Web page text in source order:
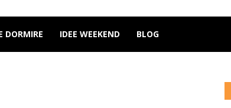
DORMIRE IDEE WEEKEND BLOG